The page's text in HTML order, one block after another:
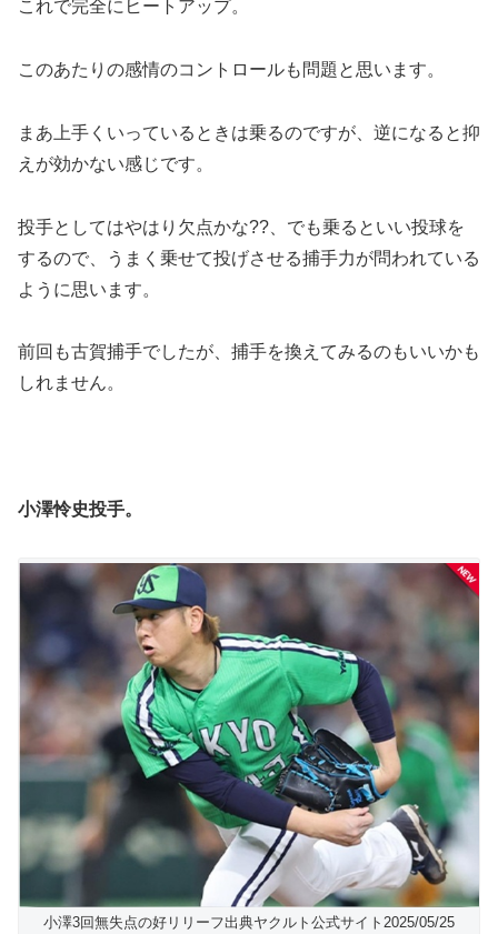
これで完全にヒートアップ。
このあたりの感情のコントロールも問題と思います。
まあ上手くいっているときは乗るのですが、逆になると抑
えが効かない感じです。
投手としてはやはり欠点かな??、でも乗るといい投球を
するので、うまく乗せて投げさせる捕手力が問われている
ように思います。
前回も古賀捕手でしたが、捕手を換えてみるのもいいかも
しれません。
小澤怜史投手。
小澤3回無失点の好リリーフ出典ヤクルト公式サイト2025/05/25